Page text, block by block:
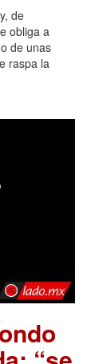
de
obliga a
de unas
raspa la